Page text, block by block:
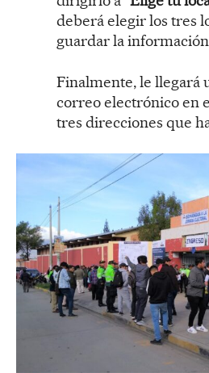
deberá elegir los tres
guardar la
Finalmente, le llegará
correo electrónico en
tres direcciones que